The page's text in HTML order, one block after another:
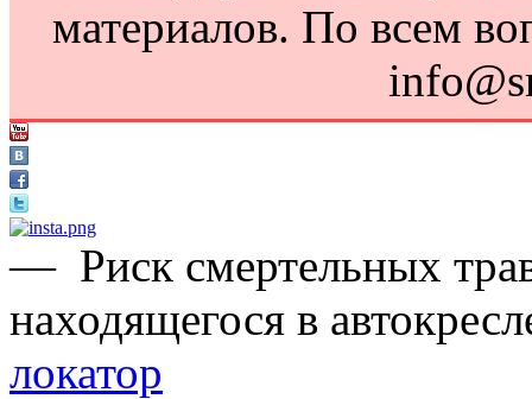
материалов. По всем
— Риск смертельных
находящегося в
локатор